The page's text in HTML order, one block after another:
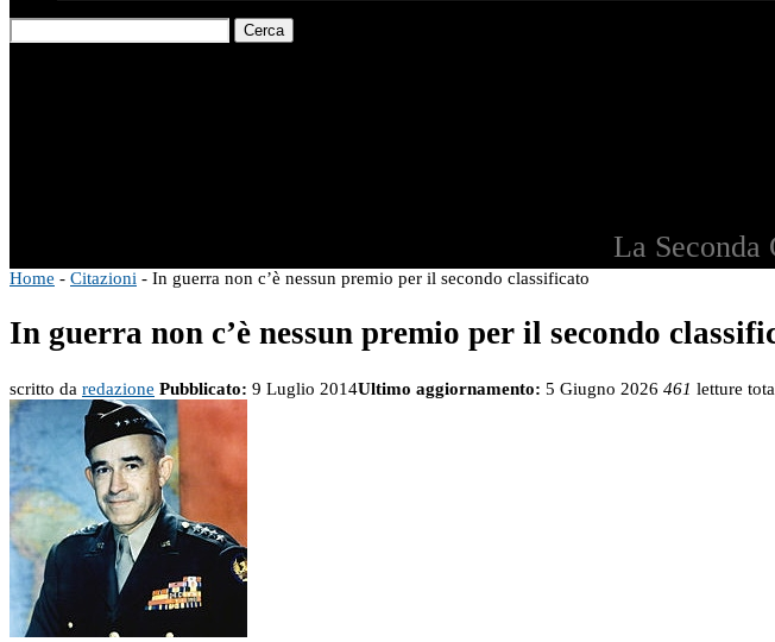
Cerca
La Seconda
Home - Citazioni - In guerra non c’è nessun premio per il secondo classificato
In guerra non c’è nessun premio per il secondo
scritto da redazione Pubblicato: 9 Luglio 2014Ultimo aggiornamento: 5 Giugno 2026 461 letture